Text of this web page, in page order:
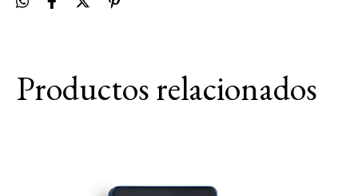
Productos relacionados